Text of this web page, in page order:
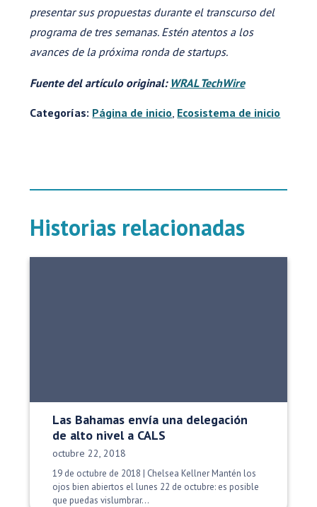
presentar sus propuestas durante el transcurso del
programa de tres semanas. Estén atentos a los
avances de la próxima ronda de startups.
Fuente del artículo original: WRAL TechWire
Categorías: Página de inicio Ecosistema de inicio
Historias relacionadas
Las Bahamas envía una delegación
de alto nivel a CALS
Fecha de publicación:
octubre 22, 2018
19 de octubre de 2018 | Chelsea Kellner Mantén los
ojos bien abiertos el lunes 22 de octubre: es posible
que puedas vislumbrar...